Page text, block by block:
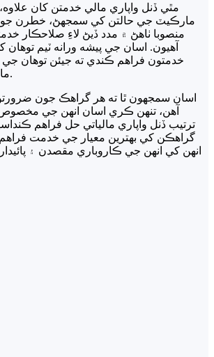
مٿي ڏنل واپاري مالي خدمتن کان
مارڪيٽ جي حالتن کي سمجهڻ، خطرن جو
منصوبا ٺاهڻ ۾ مدد ڏيڻ لاءِ صلاحڪار
آهيون. اسان جي پيشه ورانه ٽيم توهان
خدمتون فراهم ڪندي ته جيئن توهان جي
مالي مدد ملي سگهي.
اسان سمجهون ٿا ته هر گراهڪ جون
آهن، تنهن ڪري اسان انهن جي مخصوص
ترتيب ڏنل واپاري مالياتي حل فراهم
گراهڪن کي بهترين معيار جي خدمت
انهن کي انهن جي ڪاروباري مقصدن ۽